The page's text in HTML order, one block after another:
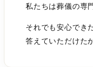
私たちは葬儀の専
それでも安心でき
答えていただけた